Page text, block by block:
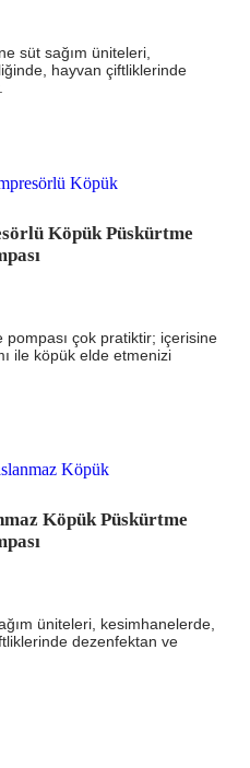
süt sağım üniteleri,
hayvan çiftliklerinde
Köpük Püskürtme
çok pratiktir; içerisine
ile köpük elde etmenizi
Köpük Püskürtme
üniteleri, kesimhanelerde,
dezenfektan ve